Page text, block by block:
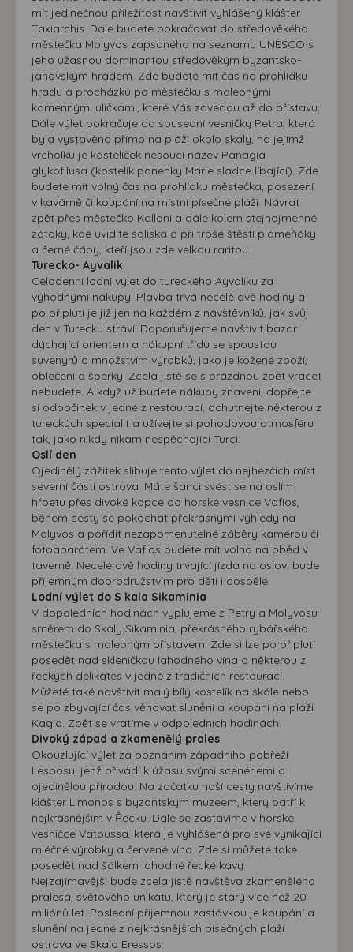
mít jedinečnou příležitost navštívit vyhlášený klášter
Taxiarchis. Dále budete pokračovat do středověkého
městečka Molyvos zapsaného na seznamu UNESCO s
jeho úžasnou dominantou středověkým byzantsko-
janovským hradem. Zde budete mít čas na prohlídku
hradu a procházku po městečku s malebnými
kamennými uličkami, které Vás zavedou až do přístavu.
Dále výlet pokračuje do sousední vesničky Petra, která
byla vystavěna přímo na pláži okolo skály, na jejímž
vrcholku je kostelíček nesoucí název Panagia
glykofilusa (kostelík panenky Marie sladce líbající). Zde
budete mít volný čas na prohlídku městečka, posezení
v kavárně či koupání na místní písečné pláži. Návrat
zpět přes městečko Kalloni a dále kolem stejnojmenné
zátoky, kde uvidíte soliska a při troše štěstí plameňáky
a černé čápy, kteří jsou zde velkou raritou.
Turecko- Ayvalik
Celodenní lodní výlet do tureckého Ayvaliku za
výhodnými nákupy. Plavba trvá necelé dvě hodiny a
po připlutí je již jen na každém z návštěvníků, jak svůj
den v Turecku stráví. Doporučujeme navštívit bazar
dýchající orientem a nákupní třídu se spoustou
suvenýrů a množstvím výrobků, jako je kožené zboží,
oblečení a šperky. Zcela jistě se s prázdnou zpět vracet
nebudete. A když už budete nákupy znaveni, dopřejte
si odpočinek v jedné z restaurací, ochutnejte některou z
tureckých specialit a užívejte si pohodovou atmosféru
tak, jako nikdy nikam nespěchající Turci.
Oslí den
Ojedinělý zážitek slibuje tento výlet do nejhezčích míst
severní části ostrova. Máte šanci svést se na oslím
hřbetu přes divoké kopce do horské vesnice Vafios,
během cesty se pokochat překrásnými výhledy na
Molyvos a pořídit nezapomenutelné záběry kamerou či
fotoaparátem. Ve Vafios budete mít volno na oběd v
taverně. Necelé dvě hodiny trvající jízda na oslovi bude
příjemným dobrodružstvím pro děti i dospělé.
Lodní výlet do S kala Sikaminia
V dopoledních hodinách vyplujeme z Petry a Molyvosu
směrem do Skaly Sikaminia, překrásného rybářského
městečka s malebným přístavem. Zde si lze po připlutí
posedět nad skleničkou lahodného vína a některou z
řeckých delikates v jedné z tradičních restaurací.
Můžeté také navštívit malý bílý kostelík na skále nebo
se po zbývající čas věnovat slunění a koupání na pláži
Kagia. Zpět se vrátíme v odpoledních hodinách.
Divoký západ a zkamenělý prales
Okouzlující výlet za poznáním západního pobřeží
Lesbosu, jenž přivádí k úžasu svými scenériemi a
ojedinělou přírodou. Na začátku naší cesty navštívíme
klášter Limonos s byzantským muzeem, který patří k
nejkrásnějším v Řecku. Dále se zastavíme v horské
vesničce Vatoussa, která je vyhlášená pro své vynikající
mléčné výrobky a červené víno. Zde si můžete také
posedět nad šálkem lahodné řecké kávy.
Nejzajímavější bude zcela jistě návštěva zkamenělého
pralesa, světového unikátu, který je starý více než 20
miliónů let. Poslední příjemnou zastávkou je koupání a
slunění na jedné z nejkrásnějších písečných pláží
ostrova ve Skala Eressos.